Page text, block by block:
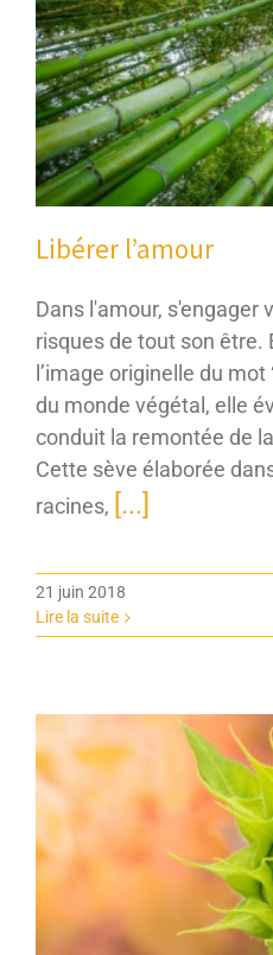
Libérer l’amour
Dans l'amour, s'engager
risques de tout son être.
l’image originelle du mot
du monde végétal, elle
conduit la remontée de
Cette sève élaborée
racines, [...]
21 juin 2018
Lire la suite